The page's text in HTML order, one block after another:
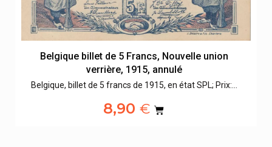
Belgique billet de 5 Francs, Nouvelle union
verrière, 1915, annulé
Belgique, billet de 5 francs de 1915, en état SPL; Prix:…
8,90 €